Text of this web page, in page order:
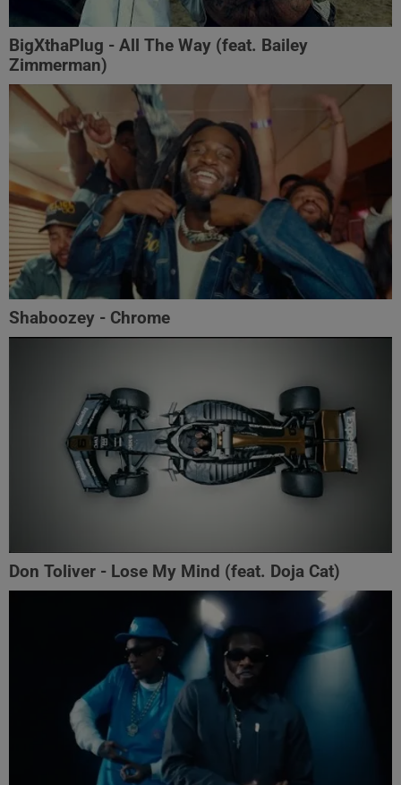
BigXthaPlug - All The Way (feat. Bailey
Zimmerman)
Shaboozey - Chrome
Don Toliver - Lose My Mind (feat. Doja Cat)